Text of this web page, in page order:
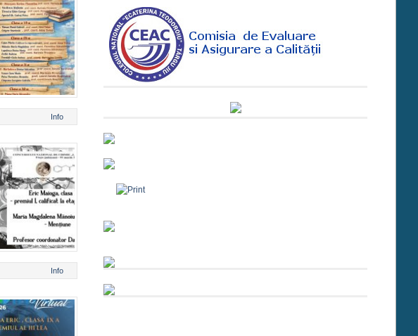
Info
Info